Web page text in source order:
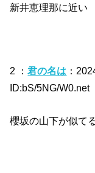
新井恵理那に近い
2 ：君の名は ：
ID:bS/5NG/W0.net
櫻坂の山下が似て